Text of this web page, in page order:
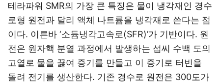
테라파워 SMR의 가장 큰 특징은 물이 냉각재인 경수
로형 원전과 달리 액체 나트륨을 냉각재로 쓴다는 점
이다. 이른바 ‘소듐냉각고속로(SFR)’가 기반이다. 원
전은 원자핵 분열 과정에서 발생하는 섭씨 수백 도의
고열로 물을 끓여 증기를 만들고 이 증기로 터빈을
돌려 전기를 생산한다. 기존 경수로 원전은 300도가